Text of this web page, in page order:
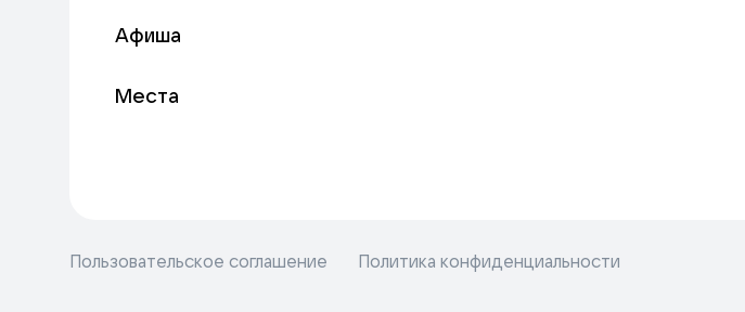
Афиша
Места
Пользовательское соглашение Политика конфиденциальности